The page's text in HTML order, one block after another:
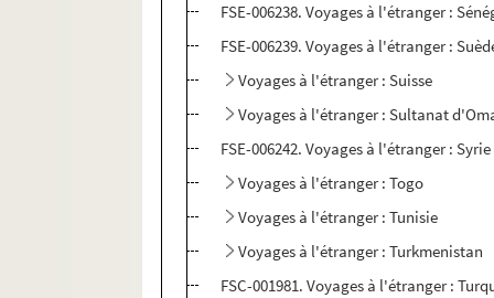
FSE-006238. Voyages à l'étranger :
FSE-006239. Voyages à l'étranger :
Voyages à l'étranger : Suisse
Voyages à l'étranger : Sultanat
FSE-006242. Voyages à l'étranger : Syrie
Voyages à l'étranger : Togo
Voyages à l'étranger : Tunisie
Voyages à l'étranger : Turkmenistan
FSC-001981. Voyages à l'étranger :